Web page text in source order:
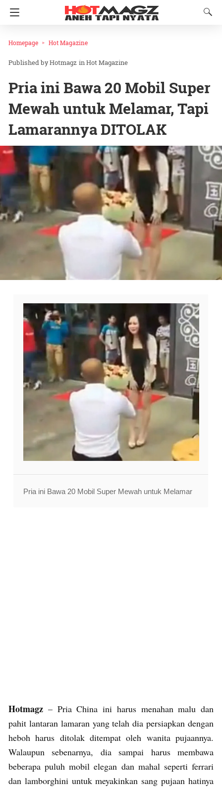
Homepage Hot Magazine
Hotmagz inHot Magazine
Pria ini Bawa 20 Mobil Super
Mewah untuk Melamar, Tapi
Lamarannya DITOLAK
Pria ini Bawa 20 Mobil Super Mewah untuk Melamar
Hotmagz – Pria China ini harus menahan malu dan
pahit lantaran lamaran yang telah dia persiapkan dengan
heboh harus ditolak ditempat oleh wanita pujaannya.
Walaupun sebenarnya, dia sampai harus membawa
beberapa puluh mobil elegan dan mahal seperti ferrari
dan lamborghini untuk meyakinkan sang pujaan hatinya